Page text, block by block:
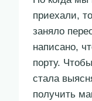
приехали,
заняло
написано,
порту.
стала
получить